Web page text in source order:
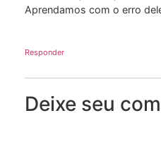
Aprendamos com o erro
Responder
Deixe seu